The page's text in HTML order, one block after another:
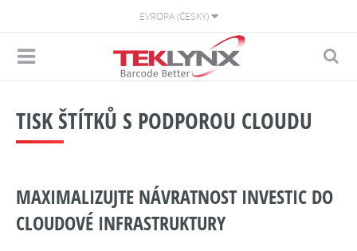
EVROPA (ČESKY)
TISK ŠTÍTKŮ S PODPOROU CLOUDU
MAXIMALIZUJTE NÁVRATNOST INVESTIC DO
CLOUDOVÉ INFRASTRUKTURY